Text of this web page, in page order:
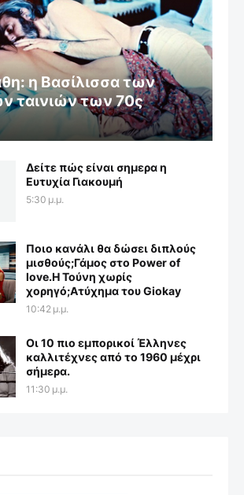
η Βασίλισσα των
ταινιών των 70ς
Δείτε πώς είναι σημερα η
Ευτυχία Γιακουμή
5:30 μ.μ.
Ποιο κανάλι θα δώσει διπλούς
μισθούς;Γάμος στο Power of
love.Η Τούνη χωρίς
χορηγό;Aτύχημα του Giokay
10:42 μ.μ.
Οι 10 πιο εμπορικοί Έλληνες
καλλιτέχνες από το 1960 μέχρι
σήμερα.
11:30 μ.μ.